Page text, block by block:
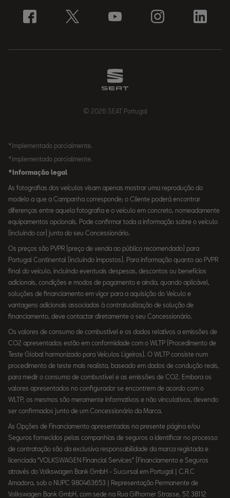
© 2026 SEAT Portugal
*implementado parcialmente.
*implementado parcialmente.
*Informação legal
As fotografias dos veículos visam apenas mostrar uma reprodução do
modelo a que a Campanha corresponde; o Cliente poderá encontrar
diferenças entre aquela fotografia e o veículo em concreto, nomeadamente
equipamentos opcionais. Pode confirmar toda a informação sobre o veículo
(incluindo cor) junto do seu Concessionário.
Os preços são PVPR (preço de venda ao público recomendado) para
Portugal Continental (incluindo impostos). Para informação quanto ao PVPR
final do veículo, incluindo eventuais despesas, descontos ou benefícios
adicionais, condições e modos de pagamento e ainda, quando aplicável,
soluções de financiamento em vigor para a aquisição do Veículo e
vantagens adicionais associadas à contratualização de solução de
financiamento, deve contactar diretamente o seu Concessionário.
Os valores de consumo de combustível e os dados relativos a emissões de
CO2 apresentados estão em conformidade com o WLTP (Procedimento de
Teste Global harmonizado para Veículos Ligeiros). O WLTP consiste num
procedimento de teste mais realista, baseado em dados de condução reais,
para medir o consumo de combustível e as emissões de CO2. Embora os
valores apresentados no configurador se encontrem de acordo com o
WLTP, os mesmos são meramente informativos e não vinculativos, devendo
ser confirmados junto de um Concessionário da Marca.
As Opções de Financiamento apresentadas na presente página e/ou
Seguros fornecidos pelas companhias de seguros a identificar no processo
de contratação são da exclusiva responsabilidade da marca registada e
licenciada "VOLKSWAGEN Financial Services" (Financiamento e Seguros
através do Volkswagen Bank GmbH - Sucursal em Portugal | C.R.C
Amadora, sob o NUPC 980463653 | Representação Permanente de
Volkswagen Bank GmbH, com sede na Rua Gifhorner Strasse, 57, 38112